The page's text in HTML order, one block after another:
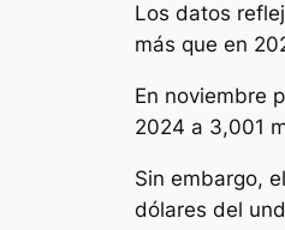
Los datos
más que en
En noviembre
2024 a 3,001
Sin embargo, el
dólares del